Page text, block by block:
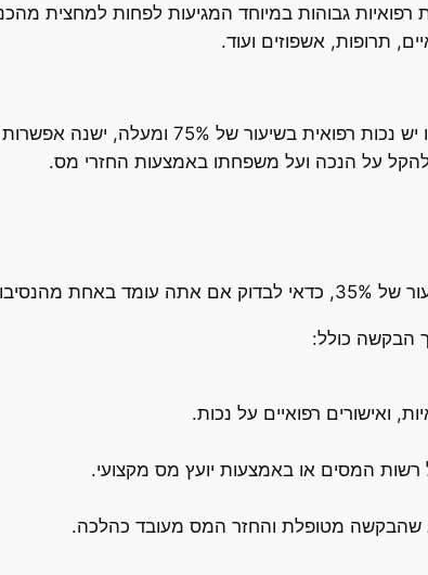
גבוהות במיוחד המגיעות לפחות למחצית
תרופות, אשפוזים ועוד.
במקרים בהם לשכיר או לקרוב משפחתו יש
על הנכה ועל משפחתו באמצעות החזרי מס.
בהחזר מס.
הבקשה כולל:
ואישורים רפואיים על נכות.
המסים או באמצעות יועץ מס מקצועי.
שהבקשה מטופלת והחזר המס מעובד כהלכה.